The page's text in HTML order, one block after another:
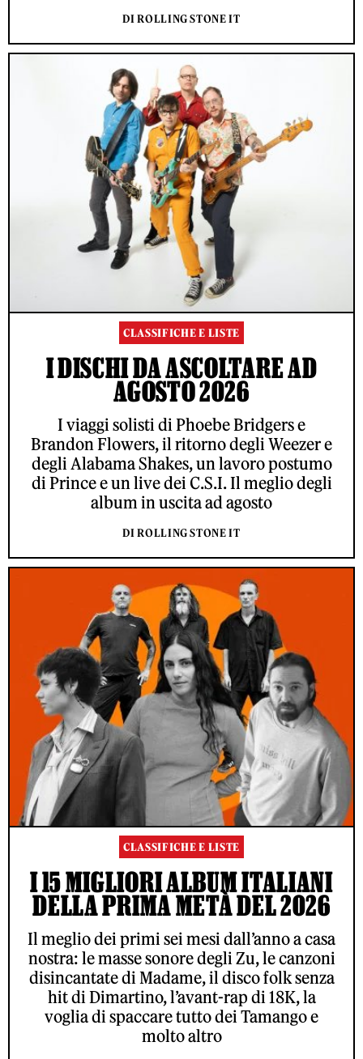
DI ROLLING STONE IT
CLASSIFICHE E LISTE
I DISCHI DA ASCOLTARE AD
AGOSTO 2026
I viaggi solisti di Phoebe Bridgers e
Brandon Flowers, il ritorno degli Weezer e
degli Alabama Shakes, un lavoro postumo
di Prince e un live dei C.S.I. Il meglio degli
album in uscita ad agosto
DI ROLLING STONE IT
CLASSIFICHE E LISTE
I 15 MIGLIORI ALBUM ITALIANI
DELLA PRIMA METÀ DEL 2026
Il meglio dei primi sei mesi dall’anno a casa
nostra: le masse sonore degli Zu, le canzoni
disincantate di Madame, il disco folk senza
hit di Dimartino, l’avant-rap di 18K, la
voglia di spaccare tutto dei Tamango e
molto altro